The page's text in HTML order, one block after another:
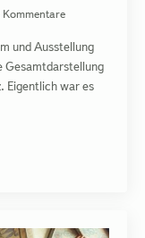
Kommentare
und Ausstellung
Gesamtdarstellung
Eigentlich war es